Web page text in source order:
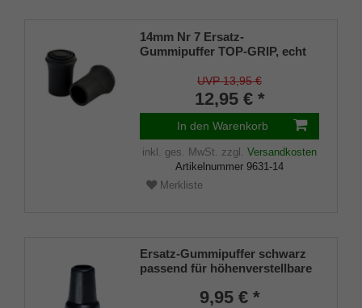
14mm Nr 7 Ersatz-
Gummipuffer TOP-GRIP, echt
(VE 2 Stück)UVP 13,95 €
12,95 € *
In den Warenkorb
inkl. ges. MwSt. zzgl. Versandkosten
Artikelnummer 9631-14
Merkliste
Ersatz-Gummipuffer schwarz
passend für höhenverstellbare
4310 Observer9,95 € *